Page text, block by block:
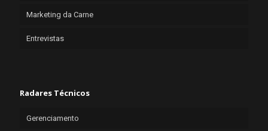
Marketing da Carne
Entrevistas
Radares Técnicos
Gerenciamento